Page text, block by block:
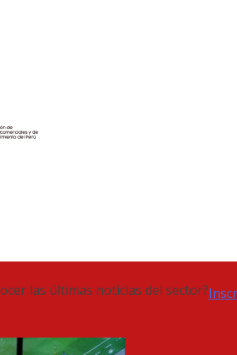
las últimas noticias del sector?